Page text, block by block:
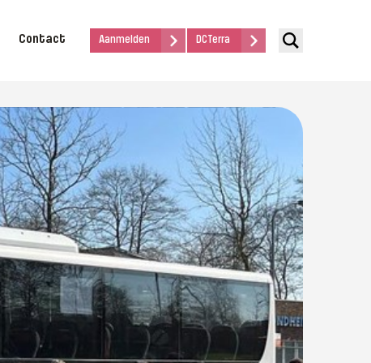
Contact Aanmelden DCTerra